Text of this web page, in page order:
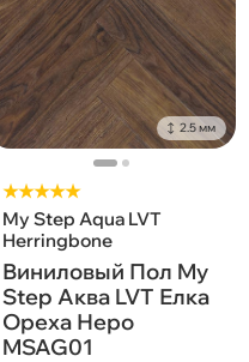
2.5 мм
★★★★★
My Step Aqua LVT
Herringbone
Виниловый Пол My
Step Аква LVT Елка
Ореха Неро
MSAG01